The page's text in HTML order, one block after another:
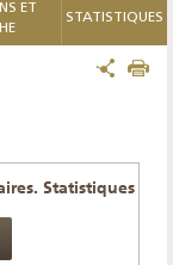
ET
STATISTIQUES
Statistiques